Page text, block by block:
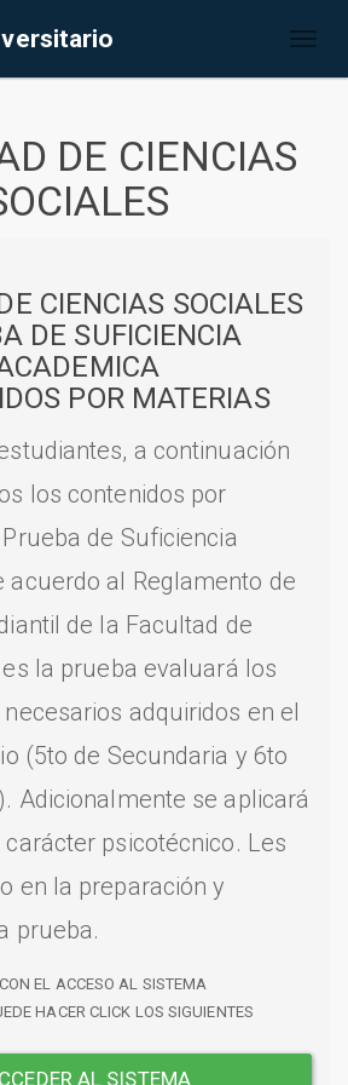
DE CIENCIAS
CIENCIAS SOCIALES
DE SUFICIENCIA
POR MATERIAS
a continuación
los contenidos por
de Suficiencia
acuerdo al Reglamento de
de la Facultad de
la prueba evaluará los
adquiridos en el
(5to de Secundaria y 6to
Adicionalmente se aplicará
psicotécnico. Les
en la preparación y
prueba.
EL ACCESO AL SISTEMA
HACER CLICK LOS SIGUIENTES
AL SISTEMA